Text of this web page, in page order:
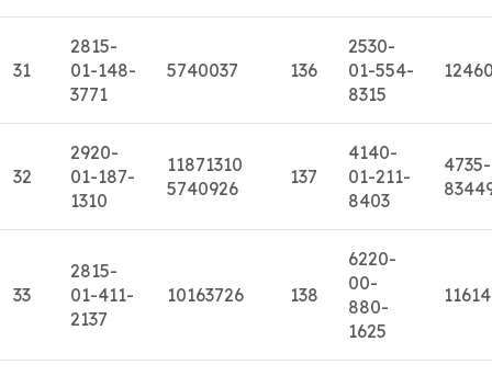
31
2815-
01-148-
3771
5740037 136
2530-
01-554-
8315
32
2920-
01-187-
1310
11871310
5740926
137
4140-
01-211-
8403
4735-
33
2815-
01-411-
2137
10163726 138
6220-
00-
880-
1625